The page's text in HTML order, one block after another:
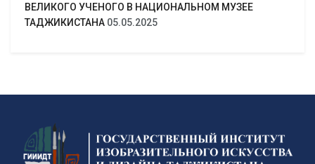
ВЕЛИКОГО УЧЕНОГО В НАЦИОНАЛЬНОМ МУЗЕЕ
ТАДЖИКИСТАНА 05.05.2025